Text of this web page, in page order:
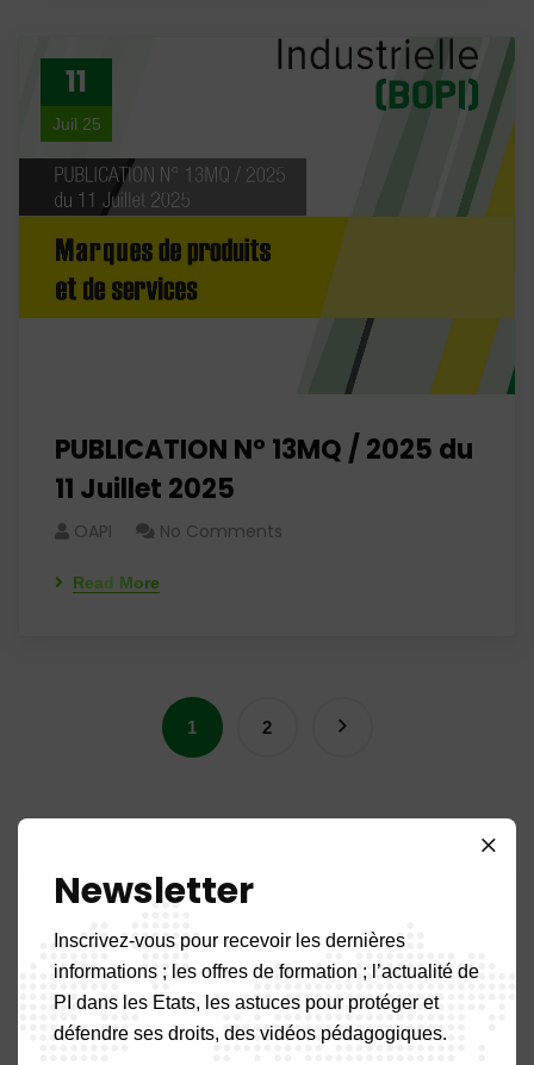
11
Juil 25
PUBLICATION N° 13MQ / 2025 du
11 Juillet 2025
OAPI No Comments
Read More
1 2
Articles récents
Newsletter
Inscrivez-vous pour recevoir les dernières
informations ; les offres de formation ; l’actualité de
PI dans les Etats, les astuces pour protéger et
défendre ses droits, des vidéos pédagogiques.